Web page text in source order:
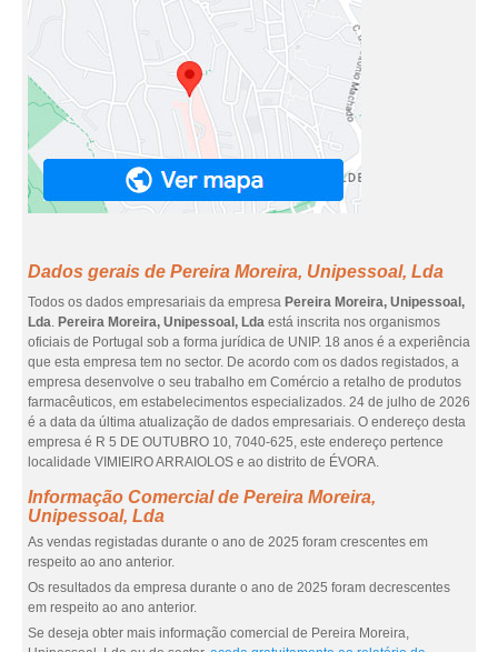
Dados gerais de Pereira Moreira, Unipessoal, Lda
Todos os dados empresariais da empresa Pereira Moreira, Unipessoal,
Lda. Pereira Moreira, Unipessoal, Lda está inscrita nos organismos
oficiais de Portugal sob a forma jurídica de UNIP. 18 anos é a experiência
que esta empresa tem no sector. De acordo com os dados registados, a
empresa desenvolve o seu trabalho em Comércio a retalho de produtos
farmacêuticos, em estabelecimentos especializados. 24 de julho de 2026
é a data da última atualização de dados empresariais. O endereço desta
empresa é R 5 DE OUTUBRO 10, 7040-625, este endereço pertence
localidade VIMIEIRO ARRAIOLOS e ao distrito de ÉVORA.
Informação Comercial de Pereira Moreira,
Unipessoal, Lda
As vendas registadas durante o ano de 2025 foram crescentes em
respeito ao ano anterior.
Os resultados da empresa durante o ano de 2025 foram decrescentes
em respeito ao ano anterior.
Se deseja obter mais informação comercial de Pereira Moreira,